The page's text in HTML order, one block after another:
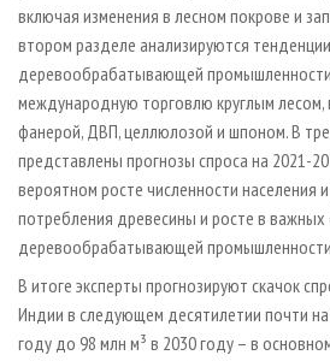
включая изменения в лесном покрове и
втором разделе анализируются
деревообрабатывающей
международную торговлю круглым лесом,
фанерой, ДВП, целлюлозой и шпоном. В
представлены прогнозы спроса на 2021-
вероятном росте численности населения
потребления древесины и росте в важных
деревообрабатывающей
В итоге эксперты прогнозируют скачок
Индии в следующем десятилетии почти на
году до 98 млн м³ в 2030 году – в